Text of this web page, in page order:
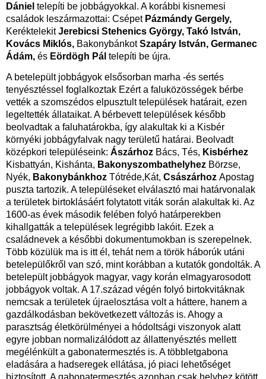
Dániel telepíti be jobbágyokkal. A korábbi kisnemesi
családok leszármazottai: CsépetPázmándy Gergely,
KeréktelekitJerebicsi Stehenics György, Takó István,
Kovács Miklós, BakonybánkotSzapáry István, Germanec
Ádám, és Eördögh Pál telepíti be újra.
A betelepült jobbágyok elsősorban marha -és sertés
tenyésztéssel foglalkoztak Ezért a faluközösségek bérbe
vették a szomszédos elpusztult települések határait, ezen
legeltették állataikat. A bérbevett települések később
beolvadtak a faluhatárokba, így alakultak ki a Kisbér
környéki jobbágyfalvak nagy területű határai. Beolvadt
középkori településeink: Ászárhoz Bács, Tés, Kisbérhez
Kisbattyán, Kishánta, Bakonyszombathelyhez Börzse,
Nyék, Bakonybánkhoz Tótréde,Kát, Császárhoz Apostag
puszta tartozik. A településeket elválasztó mai határvonalak
a területek birtoklásáért folytatott viták során alakultak ki. Az
1600-as évek második felében folyó határperekben
kihallgatták a települések legrégibb lakóit. Ezek a
családnevek a későbbi dokumentumokban is szerepelnek.
Több közülük ma is itt él, tehát nem a török háborúk utáni
betelepülőkről van szó, mint korábban a kutatók gondolták. A
betelepült jobbágyok magyar, vagy korán elmagyarosodott
jobbágyok voltak. A 17.század végén folyó birtokvitáknak
nemcsak a területek újraelosztása volt a háttere, hanem a
gazdálkodásban bekövetkezett változás is. Ahogy a
parasztság életkörülményei a hódoltsági viszonyok alatt
egyre jobban normalizálódott az állattenyésztés mellett
megélénkült a gabonatermesztés is. A többletgabona
eladására a hadseregek ellátása, jó piaci lehetőséget
biztosított. A gabonatermesztés azonban csak helyhez kötött,